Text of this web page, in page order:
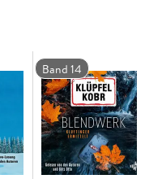
Kobr einen
Allgäuer
Band 14